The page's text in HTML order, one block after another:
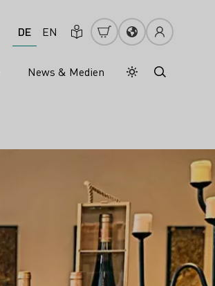
DE EN
News & Medien Tagesmodus
Nachtmodus